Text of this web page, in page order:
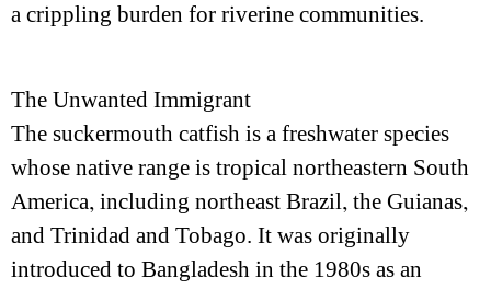
a crippling burden for riverine communities.
The Unwanted Immigrant
The suckermouth catfish is a freshwater species
whose native range is tropical northeastern South
America, including northeast Brazil, the Guianas,
and Trinidad and Tobago. It was originally
introduced to Bangladesh in the 1980s as an